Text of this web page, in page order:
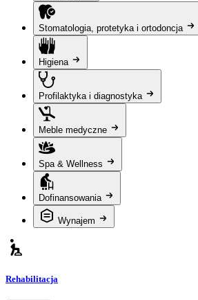
Stomatologia, protetyka i ortodoncja
Higiena
Profilaktyka i diagnostyka
Meble medyczne
Spa & Wellness
Dofinansowania
Wynajem
Rehabilitacja